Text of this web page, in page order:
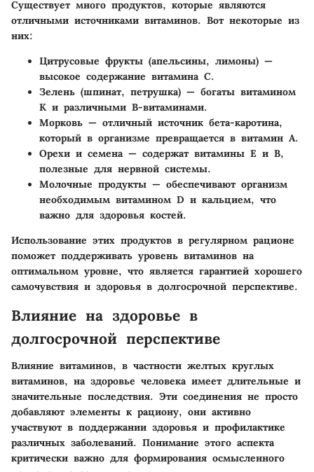
Существует много продуктов, которые являются
отличными источниками витаминов. Вот некоторые из
них:
Цитрусовые фрукты (апельсины, лимоны) —
высокое содержание витамина C.
Зелень (шпинат, петрушка) — богаты витамином
K и различными B-витаминами.
Морковь — отличный источник бета-каротина,
который в организме превращается в витамин A.
Орехи и семена— содержат витамины E и B,
полезные для нервной системы.
Молочные продукты — обеспечивают организм
необходимым витамином D и кальцием, что
важно для здоровья костей.
Использование этих продуктов в регулярном рационе
поможет поддерживать уровень витаминов на
оптимальном уровне, что является гарантией хорошего
самочувствия и здоровья в долгосрочной перспективе.
Влияние на здоровье в
долгосрочной перспективе
Влияние витаминов, в частности желтых круглых
витаминов, на здоровье человека имеет длительные и
значительные последствия. Эти соединения не просто
добавляют элементы к рациону, они активно
участвуют в поддержании здоровья и профилактике
различных заболеваний. Понимание этого аспекта
критически важно для формирования осмысленного